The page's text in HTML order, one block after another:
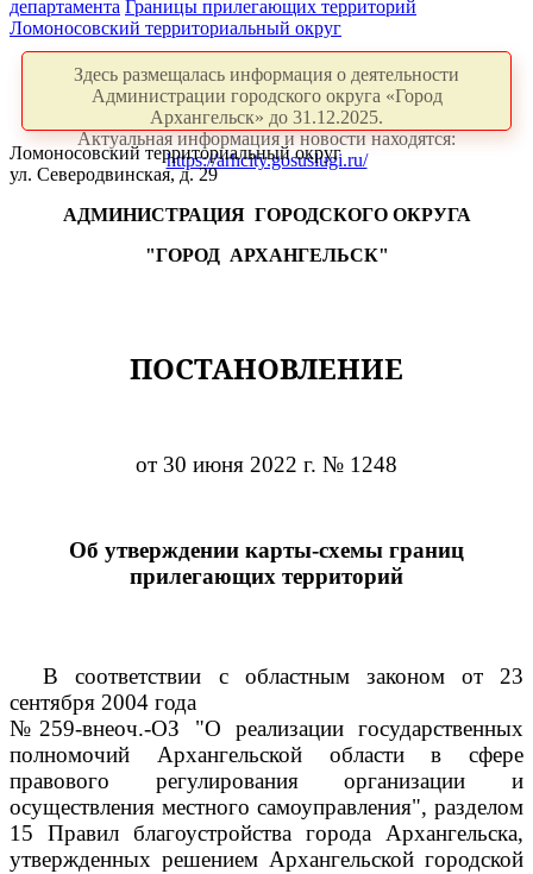
департамента Границы прилегающих территорий
Ломоносовский территориальный округ
Здесь размещалась информация о деятельности
Администрации городского округа «Город
Архангельск» до 31.12.2025.
Актуальная информация и новости находятся:
https://arhcity.gosuslugi.ru/
Ломоносовский территориальный округ
ул. Северодвинская, д. 29
АДМИНИСТРАЦИЯ ГОРОДСКОГО ОКРУГА
"ГОРОД АРХАНГЕЛЬСК"
ПОСТАНОВЛЕНИЕ
от 30 июня 2022 г. № 1248
Об утверждении карты-схемы границ
прилегающих территорий
В соответствии с областным законом от 23
сентября 2004 года
№259-внеоч.-ОЗ "О реализации государственных
полномочий Архангельской области в сфере
правового регулирования организации и
осуществления местного самоуправления", разделом
15 Правил благоустройства города Архангельска,
утвержденных решением Архангельской городской